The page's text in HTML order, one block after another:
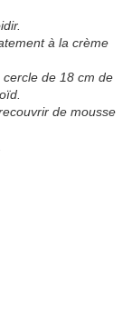
à la crème
de 18 cm de
de mousse